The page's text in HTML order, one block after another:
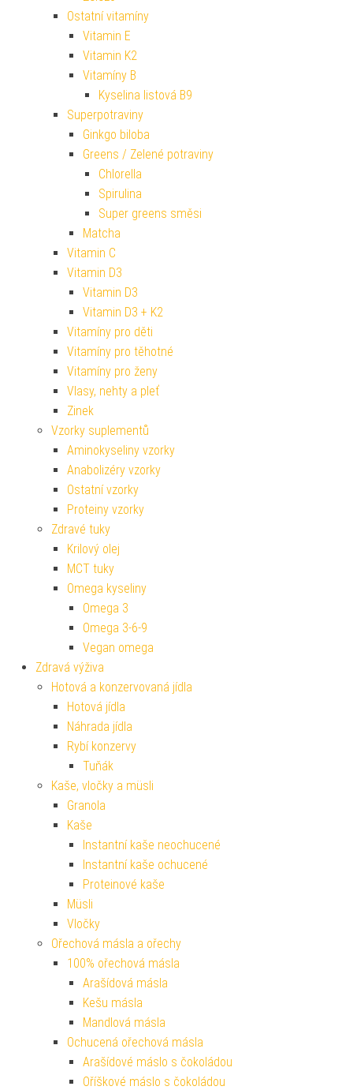
Ostatní vitamíny
Vitamin E
Vitamin K2
Vitamíny B
Kyselina listová B9
Superpotraviny
Ginkgo biloba
Greens / Zelené potraviny
Chlorella
Spirulina
Super greens směsi
Matcha
Vitamin C
Vitamin D3
Vitamin D3
Vitamin D3 + K2
Vitamíny pro děti
Vitamíny pro těhotné
Vitamíny pro ženy
Vlasy, nehty a pleť
Zinek
Vzorky suplementů
Aminokyseliny vzorky
Anabolizéry vzorky
Ostatní vzorky
Proteiny vzorky
Zdravé tuky
Krilový olej
MCT tuky
Omega kyseliny
Omega 3
Omega 3-6-9
Vegan omega
Zdravá výživa
Hotová a konzervovaná jídla
Hotová jídla
Náhrada jídla
Rybí konzervy
Tuňák
Kaše, vločky a müsli
Granola
Kaše
Instantní kaše neochucené
Instantní kaše ochucené
Proteinové kaše
Müsli
Vločky
Ořechová másla a ořechy
100% ořechová másla
Arašídová másla
Kešu másla
Mandlová másla
Ochucená ořechová másla
Arašídové máslo s čokoládou
Oříškové máslo s čokoládou